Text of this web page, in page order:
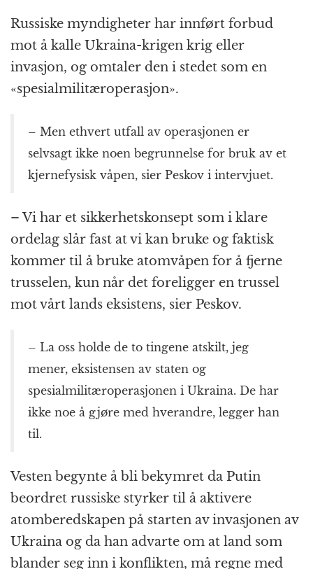
Russiske myndigheter har innført forbud
mot å kalle Ukraina-krigen krig eller
invasjon, og omtaler den i stedet som en
«spesialmilitæroperasjon».
– Men ethvert utfall av operasjonen er
selvsagt ikke noen begrunnelse for bruk av et
kjernefysisk våpen, sier Peskov i intervjuet.
– Vi har et sikkerhetskonsept som i klare
ordelag slår fast at vi kan bruke og faktisk
kommer til å bruke atomvåpen for å fjerne
trusselen, kun når det foreligger en trussel
mot vårt lands eksistens, sier Peskov.
– La oss holde de to tingene atskilt, jeg
mener, eksistensen av staten og
spesialmilitæroperasjonen i Ukraina. De har
ikke noe å gjøre med hverandre, legger han
til.
Vesten begynte å bli bekymret da Putin
beordret russiske styrker til å aktivere
atomberedskapen på starten av invasjonen av
Ukraina og da han advarte om at land som
blander seg inn i konflikten, må regne med